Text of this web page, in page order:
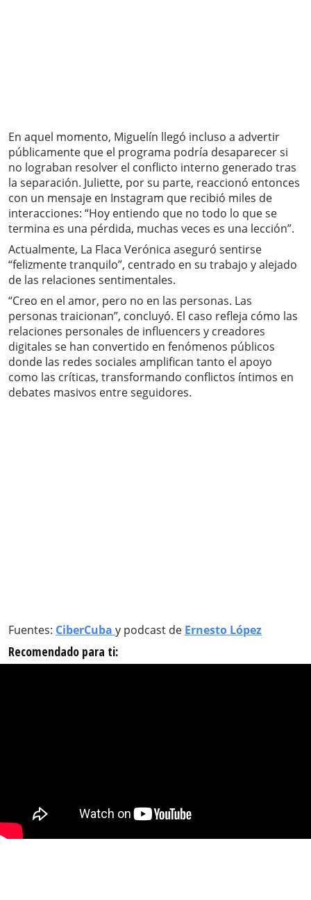
En aquel momento, Miguelín llegó incluso a advertir
públicamente que el programa podría desaparecer si
no lograban resolver el conflicto interno generado tras
la separación. Juliette, por su parte, reaccionó entonces
con un mensaje en Instagram que recibió miles de
interacciones: “Hoy entiendo que no todo lo que se
termina es una pérdida, muchas veces es una lección”.
Actualmente, La Flaca Verónica aseguró sentirse
“felizmente tranquilo”, centrado en su trabajo y alejado
de las relaciones sentimentales.
“Creo en el amor, pero no en las personas. Las
personas traicionan”, concluyó. El caso refleja cómo las
relaciones personales de influencers y creadores
digitales se han convertido en fenómenos públicos
donde las redes sociales amplifican tanto el apoyo
como las críticas, transformando conflictos íntimos en
debates masivos entre seguidores.
Fuentes: CiberCuba y podcast de Ernesto López
Recomendado para ti: